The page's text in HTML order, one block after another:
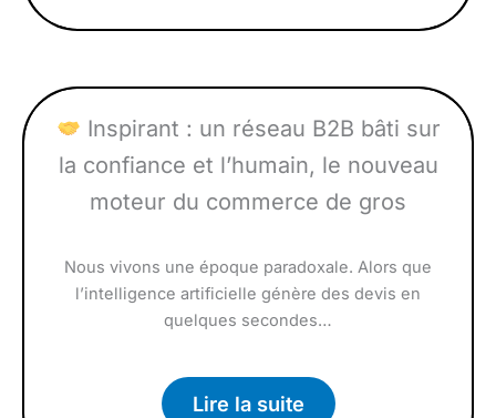
Inspirant : un réseau B2B bâti sur
la confiance et l’humain, le nouveau
moteur du commerce de gros
Nous vivons une époque paradoxale. Alors que
l’intelligence artificielle génère des devis en
quelques secondes…
Lire la suite